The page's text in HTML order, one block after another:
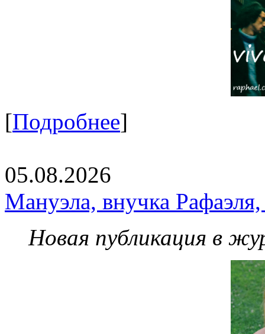
[Подробнее]
05.08.2026
Мануэла, внучка
Новая публикация в